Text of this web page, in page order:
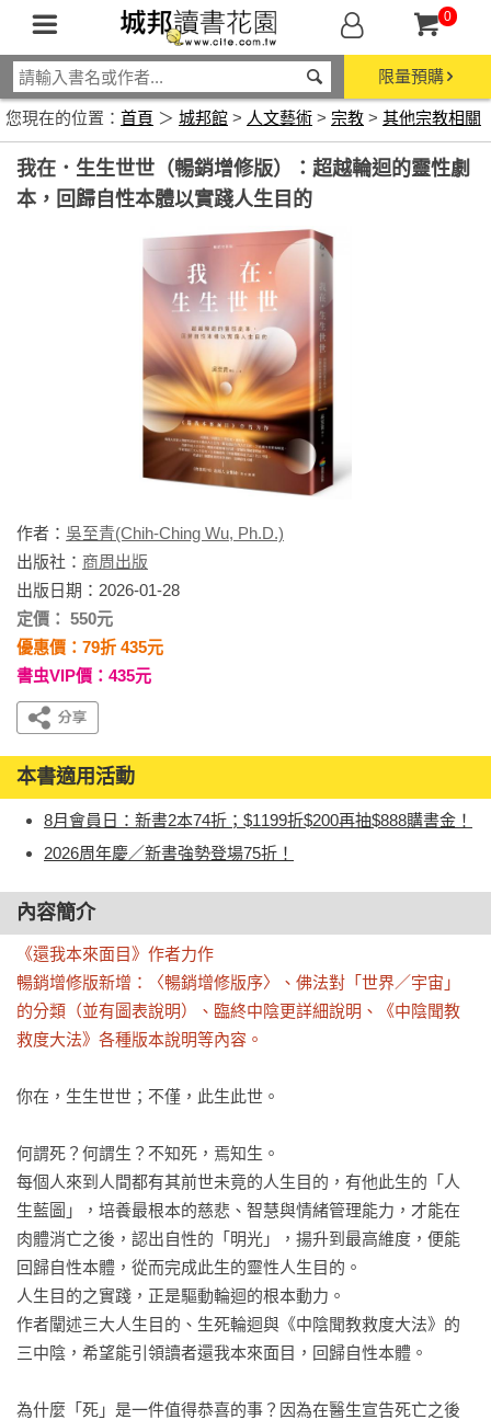
0
限量預購
您現在的位置： 首頁 ＞ 城邦館 > 人文藝術 > 宗教 > 其他宗教相關
我在．生生世世（暢銷增修版）：超越輪迴的靈性劇
本，回歸自性本體以實踐人生目的
作者： 吳至青(Chih-Ching Wu, Ph.D.)
出版社： 商周出版
出版日期：2026-01-28
定價： 550元
優惠價：79折 435元
書虫VIP價：435元
本書適用活動
8月會員日：新書2本74折；$1199折$200再抽$888購書金！
2026周年慶／新書強勢登場75折！
內容簡介
《還我本來面目》作者力作
暢銷增修版新增：〈暢銷增修版序〉、佛法對「世界／宇宙」
的分類（並有圖表說明）、臨終中陰更詳細說明、《中陰聞教
救度大法》各種版本說明等內容。
你在，生生世世；不僅，此生此世。
何謂死？何謂生？不知死，焉知生。
每個人來到人間都有其前世未竟的人生目的，有他此生的「人
生藍圖」，培養最根本的慈悲、智慧與情緒管理能力，才能在
肉體消亡之後，認出自性的「明光」，揚升到最高維度，便能
回歸自性本體，從而完成此生的靈性人生目的。
人生目的之實踐，正是驅動輪迴的根本動力。
作者闡述三大人生目的、生死輪迴與《中陰聞教救度大法》的
三中陰，希望能引領讀者還我本來面目，回歸自性本體。
為什麼「死」是一件值得恭喜的事？因為在醫生宣告死亡之後